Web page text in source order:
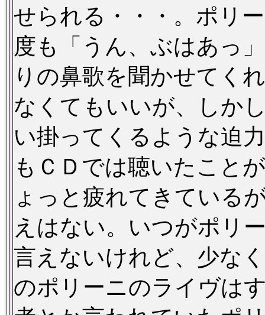
せられる・・・。ポリ
度も「うん、ぶはあっ
りの鼻歌を聞かせてく
なくてもいいが、しか
い掛ってくるような迫
もＣＤでは聴いたこと
ょっと疲れてきている
えはない。いつがポリ
言えないけれど、少な
のポリーニのライヴは